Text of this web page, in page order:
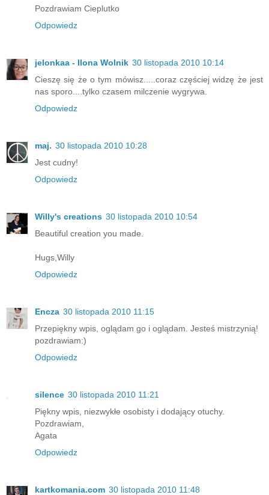
Pozdrawiam Cieplutko
Odpowiedz
jelonkaa - Ilona Wolnik 30 listopada 2010 10:14
Cieszę się że o tym mówisz.....coraz częściej widzę że jest
nas sporo....tylko czasem milczenie wygrywa.
Odpowiedz
maj. 30 listopada 2010 10:28
Jest cudny!
Odpowiedz
Willy's creations 30 listopada 2010 10:54
Beautiful creation you made.
Hugs,Willy
Odpowiedz
Encza 30 listopada 2010 11:15
Przepiękny wpis, oglądam go i oglądam. Jesteś mistrzynią!
pozdrawiam:)
Odpowiedz
silence 30 listopada 2010 11:21
Piękny wpis, niezwykłe osobisty i dodający otuchy.
Pozdrawiam,
Agata
Odpowiedz
kartkomania.com 30 listopada 2010 11:48